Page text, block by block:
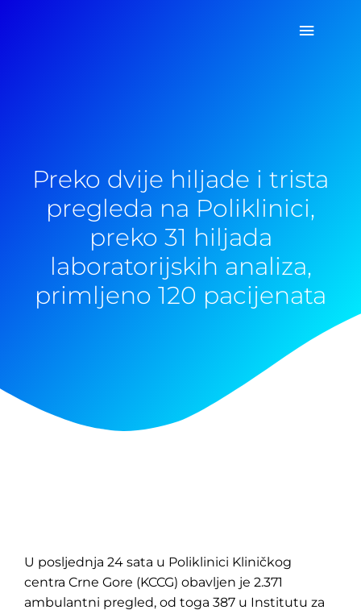
Glavni
Preko dvije hiljade i trista
pregleda na Poliklinici,
preko 31 hiljada
laboratorijskih analiza,
primljeno 120 pacijenata
U posljednja 24 sata u Poliklinici Kliničkog
centra Crne Gore (KCCG) obavljen je 2.371
ambulantni pregled, od toga 387 u Institutu za